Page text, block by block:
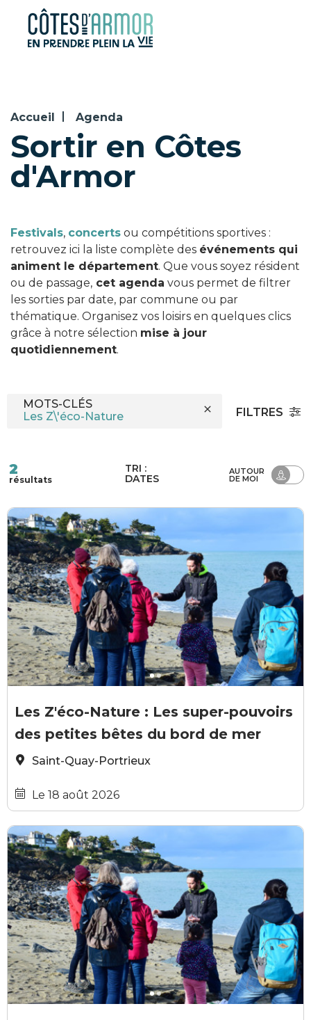
Panneau de gestion des cookies
Accueil Agenda
Sortir en Côtes
d'Armor
Festivals, concerts ou compétitions sportives :
retrouvez ici la liste complète des événements qui
animent le département. Que vous soyez résident
ou de passage, cet agenda vous permet de filtrer
les sorties par date, par commune ou par
thématique. Organisez vos loisirs en quelques clics
grâce à notre sélection mise à jour
quotidiennement.
MOTS-CLÉS
FILTRES
2
résultats
TRI :
DATES
AUTOUR
DE MOI
Office de tourisme de Saint-Quay-Portrieux
Les Z'éco-Nature : Les super-pouvoirs
des petites bêtes du bord de mer
Saint-Quay-Portrieux
Le 18 août 2026